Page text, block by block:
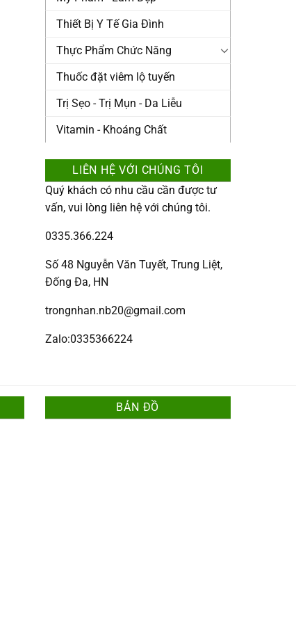
Thiết Bị Y Tế Gia Đình
Thực Phẩm Chức Năng
Thuốc đặt viêm lộ tuyến
Trị Sẹo - Trị Mụn - Da Liễu
Vitamin - Khoáng Chất
LIÊN HỆ VỚI CHÚNG TÔI
Quý khách có nhu cầu cần được tư
vấn, vui lòng liên hệ với chúng tôi.
0335.366.224
Số 48 Nguyễn Văn Tuyết, Trung Liệt,
Đống Đa, HN
trongnhan.nb20@gmail.com
Zalo:0335366224
BẢN ĐỒ